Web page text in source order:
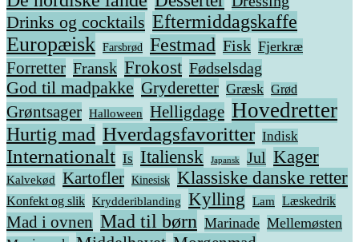
Drinks og cocktails Eftermiddagskaffe
Europæisk Farsbrød Festmad Fisk Fjerkræ
Forretter Fransk Frokost Fødselsdag
God til madpakke Gryderetter Græsk Grød
Grøntsager Halloween Helligdage Hovedretter
Hurtig mad Hverdagsfavoritter Indisk
Internationalt Is Italiensk Japansk Jul Kager
Kalvekød Kartofler Kinesisk Klassiske danske retter
Konfekt og slik Krydderiblanding Kylling Lam Læskedrik
Mad i ovnen Mad til børn Marinade Mellemøsten